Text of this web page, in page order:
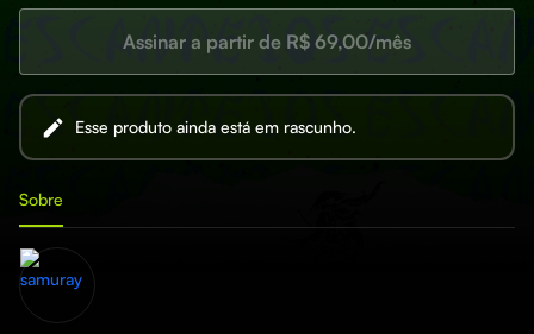
Assinar a partir de R$ 69,00/mês
Esse produto ainda está em rascunho.
Sobre